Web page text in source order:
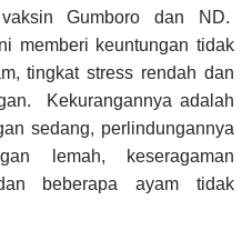
Gumboro dan ND.
memberi keuntungan tidak
tingkat stress rendah dan
Kekurangannya adalah
sedang, perlindungannya
lemah, keseragaman
beberapa ayam tidak